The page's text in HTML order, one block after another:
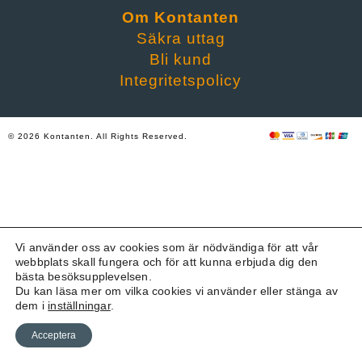
Om Kontanten
Säkra uttag
Bli kund
Integritetspolicy
© 2026 Kontanten. All Rights Reserved.
Vi använder oss av cookies som är nödvändiga för att vår
webbplats skall fungera och för att kunna erbjuda dig den
bästa besöksupplevelsen.
Du kan läsa mer om vilka cookies vi använder eller stänga av
dem i inställningar.
Acceptera